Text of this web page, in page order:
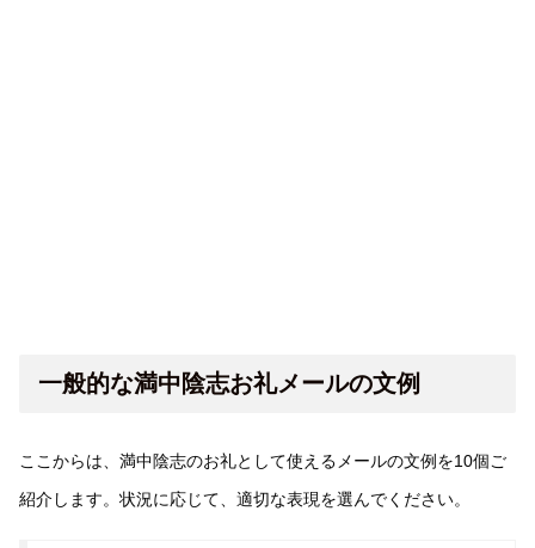
一般的な満中陰志お礼メールの文例
ここからは、満中陰志のお礼として使えるメールの文例を10個ご
紹介します。状況に応じて、適切な表現を選んでください。